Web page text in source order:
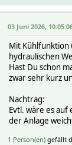
03 Juni 2026,
Mit Kühlfunktion
hydraulischen
Hast Du schon
zwar sehr kurz
Nachtrag:
Evtl. wäre es
der Anlage
1 Person(en)gefällt